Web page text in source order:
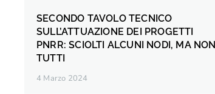
SECONDO TAVOLO TECNICO
SULL’ATTUAZIONE DEI PROGETTI
PNRR: SCIOLTI ALCUNI NODI, MA NON
TUTTI
4 Marzo 2024